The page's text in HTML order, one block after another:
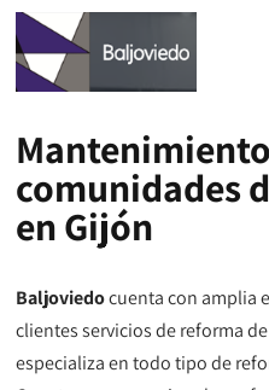
comunidades
en Gijón
Baljoviedocuenta con amplia
clientes servicios de reforma
especializa en todo tipo de